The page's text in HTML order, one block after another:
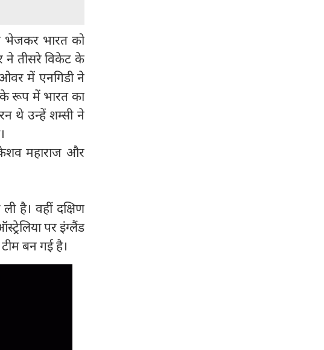
भेजकर भारत को
ने तीसरे विकेट के
में एनगिडी ने
रूप में भारत का
थे उन्हें शम्सी ने
केशव महाराज और
है। वहीं दक्षिण
पर इंग्लैंड
बन गई है।